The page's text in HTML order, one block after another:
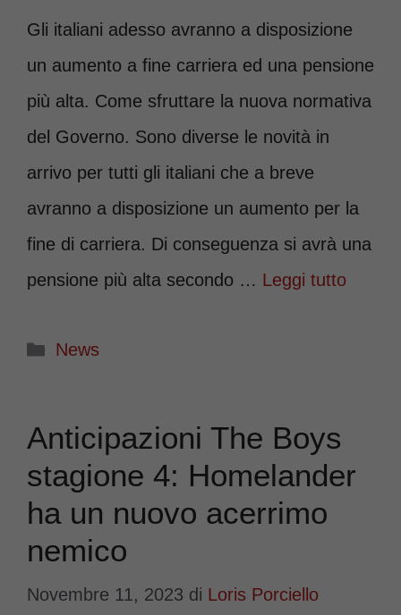
Gli italiani adesso avranno a disposizione
un aumento a fine carriera ed una pensione
più alta. Come sfruttare la nuova normativa
del Governo. Sono diverse le novità in
arrivo per tutti gli italiani che a breve
avranno a disposizione un aumento per la
fine di carriera. Di conseguenza si avrà una
pensione più alta secondo … Leggi tutto
Categorie
News
Anticipazioni The Boys
stagione 4: Homelander
ha un nuovo acerrimo
nemico
Novembre 11, 2023 di Loris Porciello